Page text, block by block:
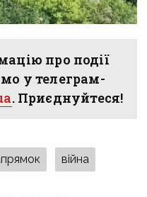
про події
у телеграм-
. Приєднуйтеся!
війна